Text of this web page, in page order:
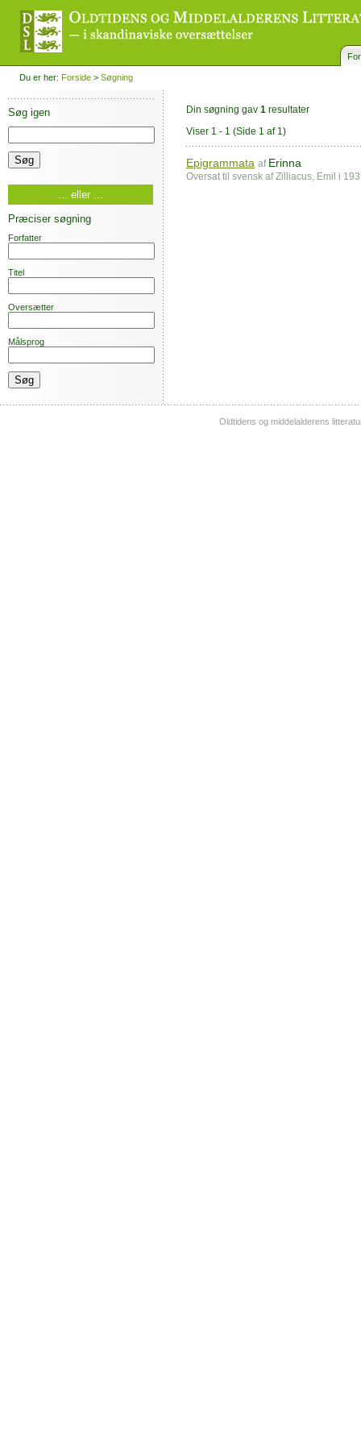
Du er her: Forside > Søgning
Søg igen
... eller ...
Præciser søgning
Forfatter
Titel
Oversætter
Målsprog
Din søgning gav 1 resultater
Viser 1 - 1 (Side 1 af 1)
Epigrammata af Erinna
Oversat til svensk af Zilliacus, Emil i
Oldtidens og middelalderens